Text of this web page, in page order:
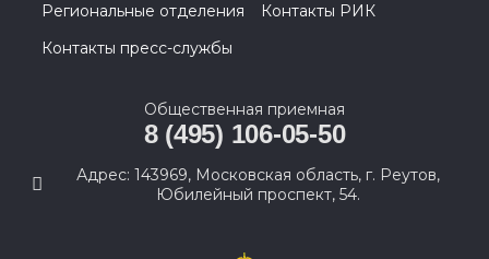
Региональные отделения
Контакты РИК
Контакты пресс-службы
Общественная приемная
8 (495) 106-05-50
Адрес: 143969, Московская область, г. Реутов,
Юбилейный проспект, 54.